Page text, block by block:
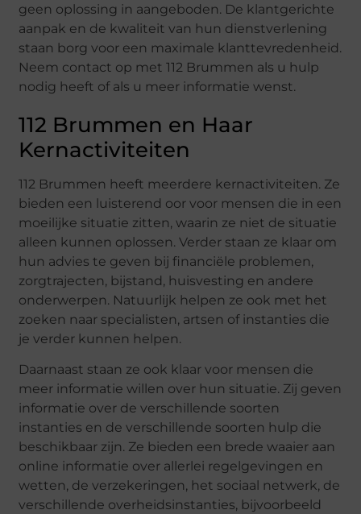
geen oplossing in aangeboden. De klantgerichte
aanpak en de kwaliteit van hun dienstverlening
staan borg voor een maximale klanttevredenheid.
Neem contact op met 112 Brummen als u hulp
nodig heeft of als u meer informatie wenst.
112 Brummen en Haar
Kernactiviteiten
112 Brummen heeft meerdere kernactiviteiten. Ze
bieden een luisterend oor voor mensen die in een
moeilijke situatie zitten, waarin ze niet de situatie
alleen kunnen oplossen. Verder staan ze klaar om
hun advies te geven bij financiële problemen,
zorgtrajecten, bijstand, huisvesting en andere
onderwerpen. Natuurlijk helpen ze ook met het
zoeken naar specialisten, artsen of instanties die
je verder kunnen helpen.
Daarnaast staan ze ook klaar voor mensen die
meer informatie willen over hun situatie. Zij geven
informatie over de verschillende soorten
instanties en de verschillende soorten hulp die
beschikbaar zijn. Ze bieden een brede waaier aan
online informatie over allerlei regelgevingen en
wetten, de verzekeringen, het sociaal netwerk, de
verschillende overheidsinstanties, bijvoorbeeld